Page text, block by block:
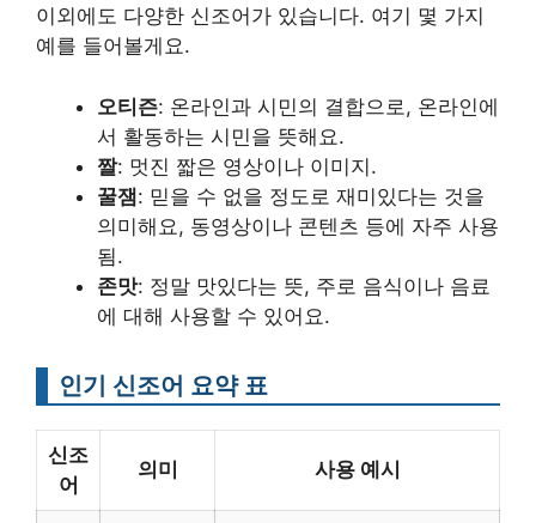
이외에도 다양한 신조어가 있습니다. 여기 몇 가지
예를 들어볼게요.
오티즌: 온라인과 시민의 결합으로, 온라인에
서 활동하는 시민을 뜻해요.
짤: 멋진 짧은 영상이나 이미지.
꿀잼: 믿을 수 없을 정도로 재미있다는 것을
의미해요, 동영상이나 콘텐츠 등에 자주 사용
됨.
존맛: 정말 맛있다는 뜻, 주로 음식이나 음료
에 대해 사용할 수 있어요.
인기 신조어 요약 표
신조
어
의미 사용 예시